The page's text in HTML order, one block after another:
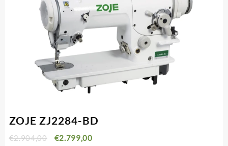
ZOJE ZJ2284-BD
€2.904,00 €2.799,00